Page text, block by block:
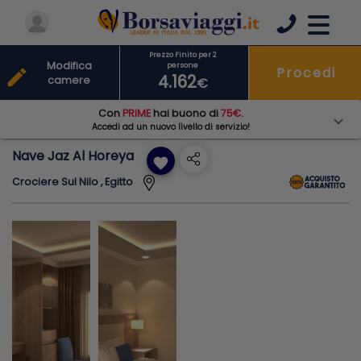
Nave Jaz Al Horeya favorite
Crociere Sul Nilo , Egitto
Prezzo Finito per 2
persone
4.162€
Procedi
edit
Modifica
camere
Con PRIME hai buono di75€.
Accedi ad un nuovo livello di servizio!